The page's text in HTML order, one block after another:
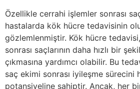
Özellikle cerrahi işlemler sonrası
hastalarda kök hücre tedavisinin
gözlemlenmiştir. Kök hücre
sonrası saçlarının daha hızlı bir
çıkmasına yardımcı olabilir. Bu
saç ekimi sonrası iyileşme sürecini
potansiyeline sahiptir. Ancak, her